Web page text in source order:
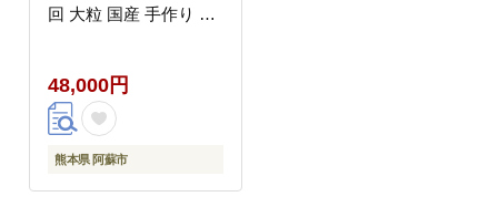
回 大粒 国産 手作り 阿
味しい コンクール 素材
健康 イソフラボン 発酵
食品 美容 習慣 ヘルシ
ー 熊本県 阿蘇市
48,000円
熊本県 阿蘇市